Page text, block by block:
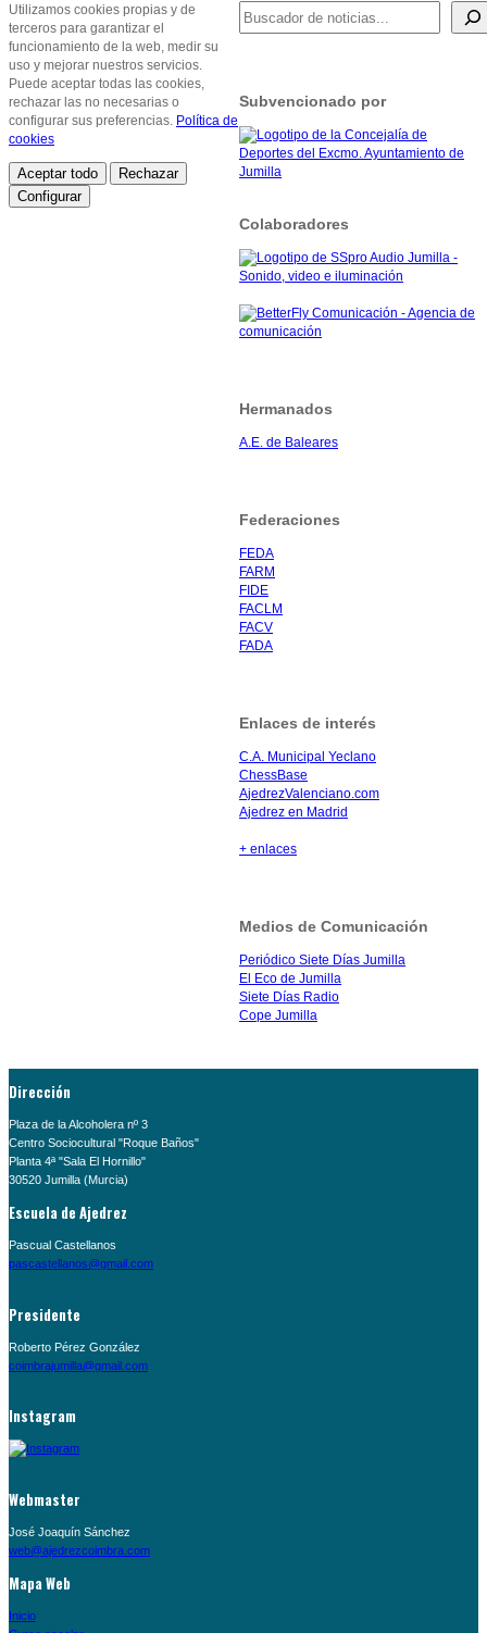
BUSCADOR DE NOTICIAS
Subvencionado por
Colaboradores
Hermanados
A.E. de Baleares
Federaciones
FEDA
FARM
FIDE
FACLM
FACV
FADA
Enlaces de interés
C.A. Municipal Yeclano
ChessBase
AjedrezValenciano.com
Ajedrez en Madrid
+ enlaces
Medios de Comunicación
Periódico Siete Días Jumilla
El Eco de Jumilla
Siete Días Radio
Cope Jumilla
Dirección
Plaza de la Alcoholera nº 3
Centro Sociocultural "Roque Baños"
Planta 4ª "Sala El Hornillo"
30520 Jumilla (Murcia)
Escuela de Ajedrez
Pascual Castellanos
pascastellanos@gmail.com
Presidente
Roberto Pérez González
coimbrajumilla@gmail.com
Instagram
Webmaster
José Joaquín Sánchez
web@ajedrezcoimbra.com
Mapa Web
Inicio
Utilizamos cookies propias y de
terceros para garantizar el
funcionamiento de la web, medir su
uso y mejorar nuestros servicios.
Puede aceptar todas las cookies,
rechazar las no necesarias o
configurar sus preferencias. Política de
cookies
Aceptar todo
Rechazar
Configurar